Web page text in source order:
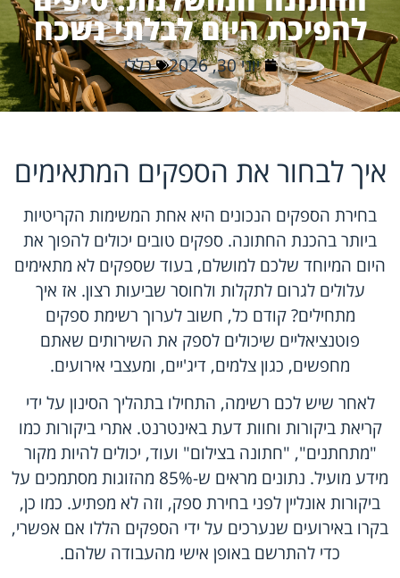
להפיכת היום לבלתי נשכח
יוני 30, 2026 כללי
איך לבחור את הספקים המתאימים
בחירת הספקים הנכונים היא אחת המשימות הקריטיות
ביותר בהכנת החתונה. ספקים טובים יכולים להפוך את
היום המיוחד שלכם למושלם, בעוד שספקים לא מתאימים
עלולים לגרום לתקלות ולחוסר שביעות רצון. אז איך
מתחילים? קודם כל, חשוב לערוך רשימת ספקים
פוטנציאליים שיכולים לספק את השירותים שאתם
מחפשים, כגון צלמים, דיג'יים, ומעצבי אירועים.
לאחר שיש לכם רשימה, התחילו בתהליך הסינון על ידי
קריאת ביקורות וחוות דעת באינטרנט. אתרי ביקורות כמו
"מתחתנים", "חתונה בצילום" ועוד, יכולים להיות מקור
מידע מועיל. נתונים מראים ש-85% מהזוגות מסתמכים על
ביקורות אונליין לפני בחירת ספק, וזה לא מפתיע. כמו כן,
בקרו באירועים שנערכים על ידי הספקים הללו אם אפשרי,
כדי להתרשם באופן אישי מהעבודה שלהם.